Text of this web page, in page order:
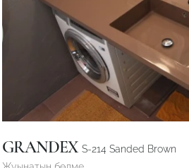
GRANDEX S-214 Sanded Brown